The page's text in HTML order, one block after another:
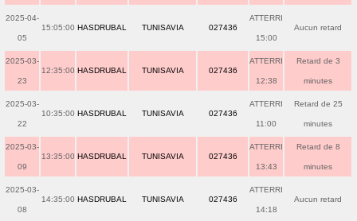
2025-04-
05
15:05:00 HASDRUBAL TUNISAVIA 027436
ATTERRI
15:00
Aucun retard
2025-03-
23
12:35:00 HASDRUBAL TUNISAVIA 027436
ATTERRI
12:38
Retard de 3
minutes
2025-03-
22
10:35:00 HASDRUBAL TUNISAVIA 027436
ATTERRI
11:00
Retard de 25
minutes
2025-03-
09
13:35:00 HASDRUBAL TUNISAVIA 027436
ATTERRI
13:43
Retard de 8
minutes
2025-03-
08
14:35:00 HASDRUBAL TUNISAVIA 027436
ATTERRI
14:18
Aucun retard